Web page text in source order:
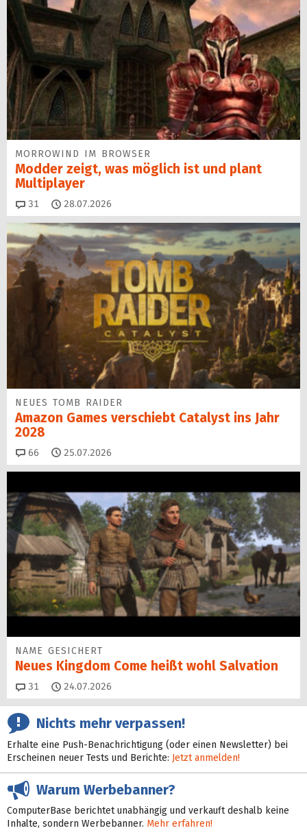
MORROWIND IM BROWSER
Modder zeigt, was möglich ist und plant
Multiplayer
31 Kommentare
28.07.2026
NEUES TOMB RAIDER
Amazon Games verschiebt Catalyst ins Jahr
2028
66 Kommentare
25.07.2026
NAME GESICHERT
Neues Kingdom Come heißt wohl Salvation
31 Kommentare
24.07.2026
Nichts mehr verpassen!
Erhalte eine Push-Benachrichtigung (oder einen Newsletter) bei
Erscheinen neuer Tests und Berichte: Jetzt anmelden!
Warum Werbebanner?
ComputerBase berichtet unabhängig und verkauft deshalb keine
Inhalte, sondern Werbebanner. Mehr erfahren!